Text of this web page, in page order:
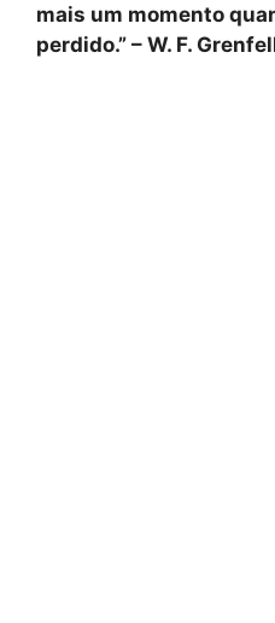
mais um momento
perdido.” – W. F.